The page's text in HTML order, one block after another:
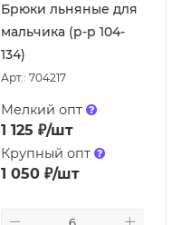
Брюки льняные для
мальчика (р-р 104-
134)
Арт.: 704217
Мелкий опт
1 125 ₽/шт
Крупный опт
1 050₽/шт